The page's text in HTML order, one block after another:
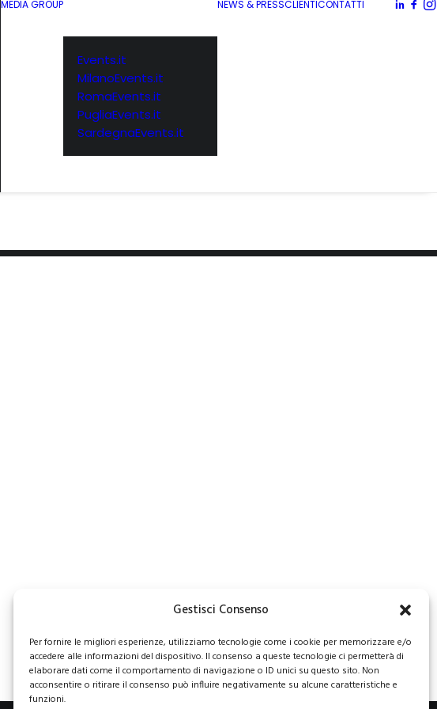
Gestisci Consenso
Per fornire le migliori esperienze, utilizziamo tecnologie come i cookie per memorizzare e/o
accedere alle informazioni del dispositivo. Il consenso a queste tecnologie ci permetterà di
elaborare dati come il comportamento di navigazione o ID unici su questo sito. Non
acconsentire o ritirare il consenso può influire negativamente su alcune caratteristiche e
funzioni.
MEDIA GROUP
Events.it
MilanoEvents.it
RomaEvents.it
PugliaEvents.it
SardegnaEvents.it
NEWS & PRESSCLIENTICONTATTI